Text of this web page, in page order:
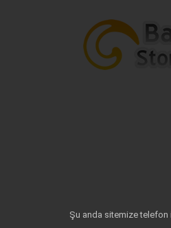
Şu anda sitemize telefon